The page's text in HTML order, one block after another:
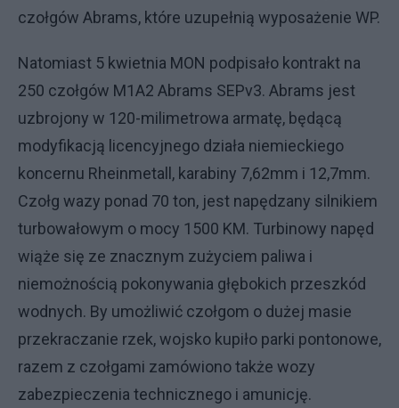
czołgów Abrams, które uzupełnią wyposażenie WP.
Natomiast 5 kwietnia MON podpisało kontrakt na
250 czołgów M1A2 Abrams SEPv3. Abrams jest
uzbrojony w 120-milimetrowa armatę, będącą
modyfikacją licencyjnego działa niemieckiego
koncernu Rheinmetall, karabiny 7,62mm i 12,7mm.
Czołg wazy ponad 70 ton, jest napędzany silnikiem
turbowałowym o mocy 1500 KM. Turbinowy napęd
wiąże się ze znacznym zużyciem paliwa i
niemożnością pokonywania głębokich przeszkód
wodnych. By umożliwić czołgom o dużej masie
przekraczanie rzek, wojsko kupiło parki pontonowe,
razem z czołgami zamówiono także wozy
zabezpieczenia technicznego i amunicję.